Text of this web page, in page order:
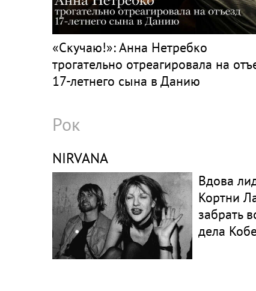
«Скучаю!»: Анна Нетребко
трогательно отреагировала на
17-летнего сына в Данию
Рок
NIRVANA
Вдова
Кортни
забрать
дела